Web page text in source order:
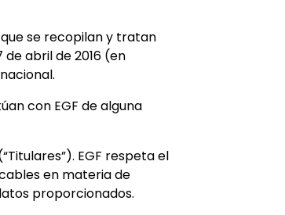
se recopilan y tratan
abril de 2016 (en
con EGF de alguna
EGF respeta el
en materia de
proporcionados.